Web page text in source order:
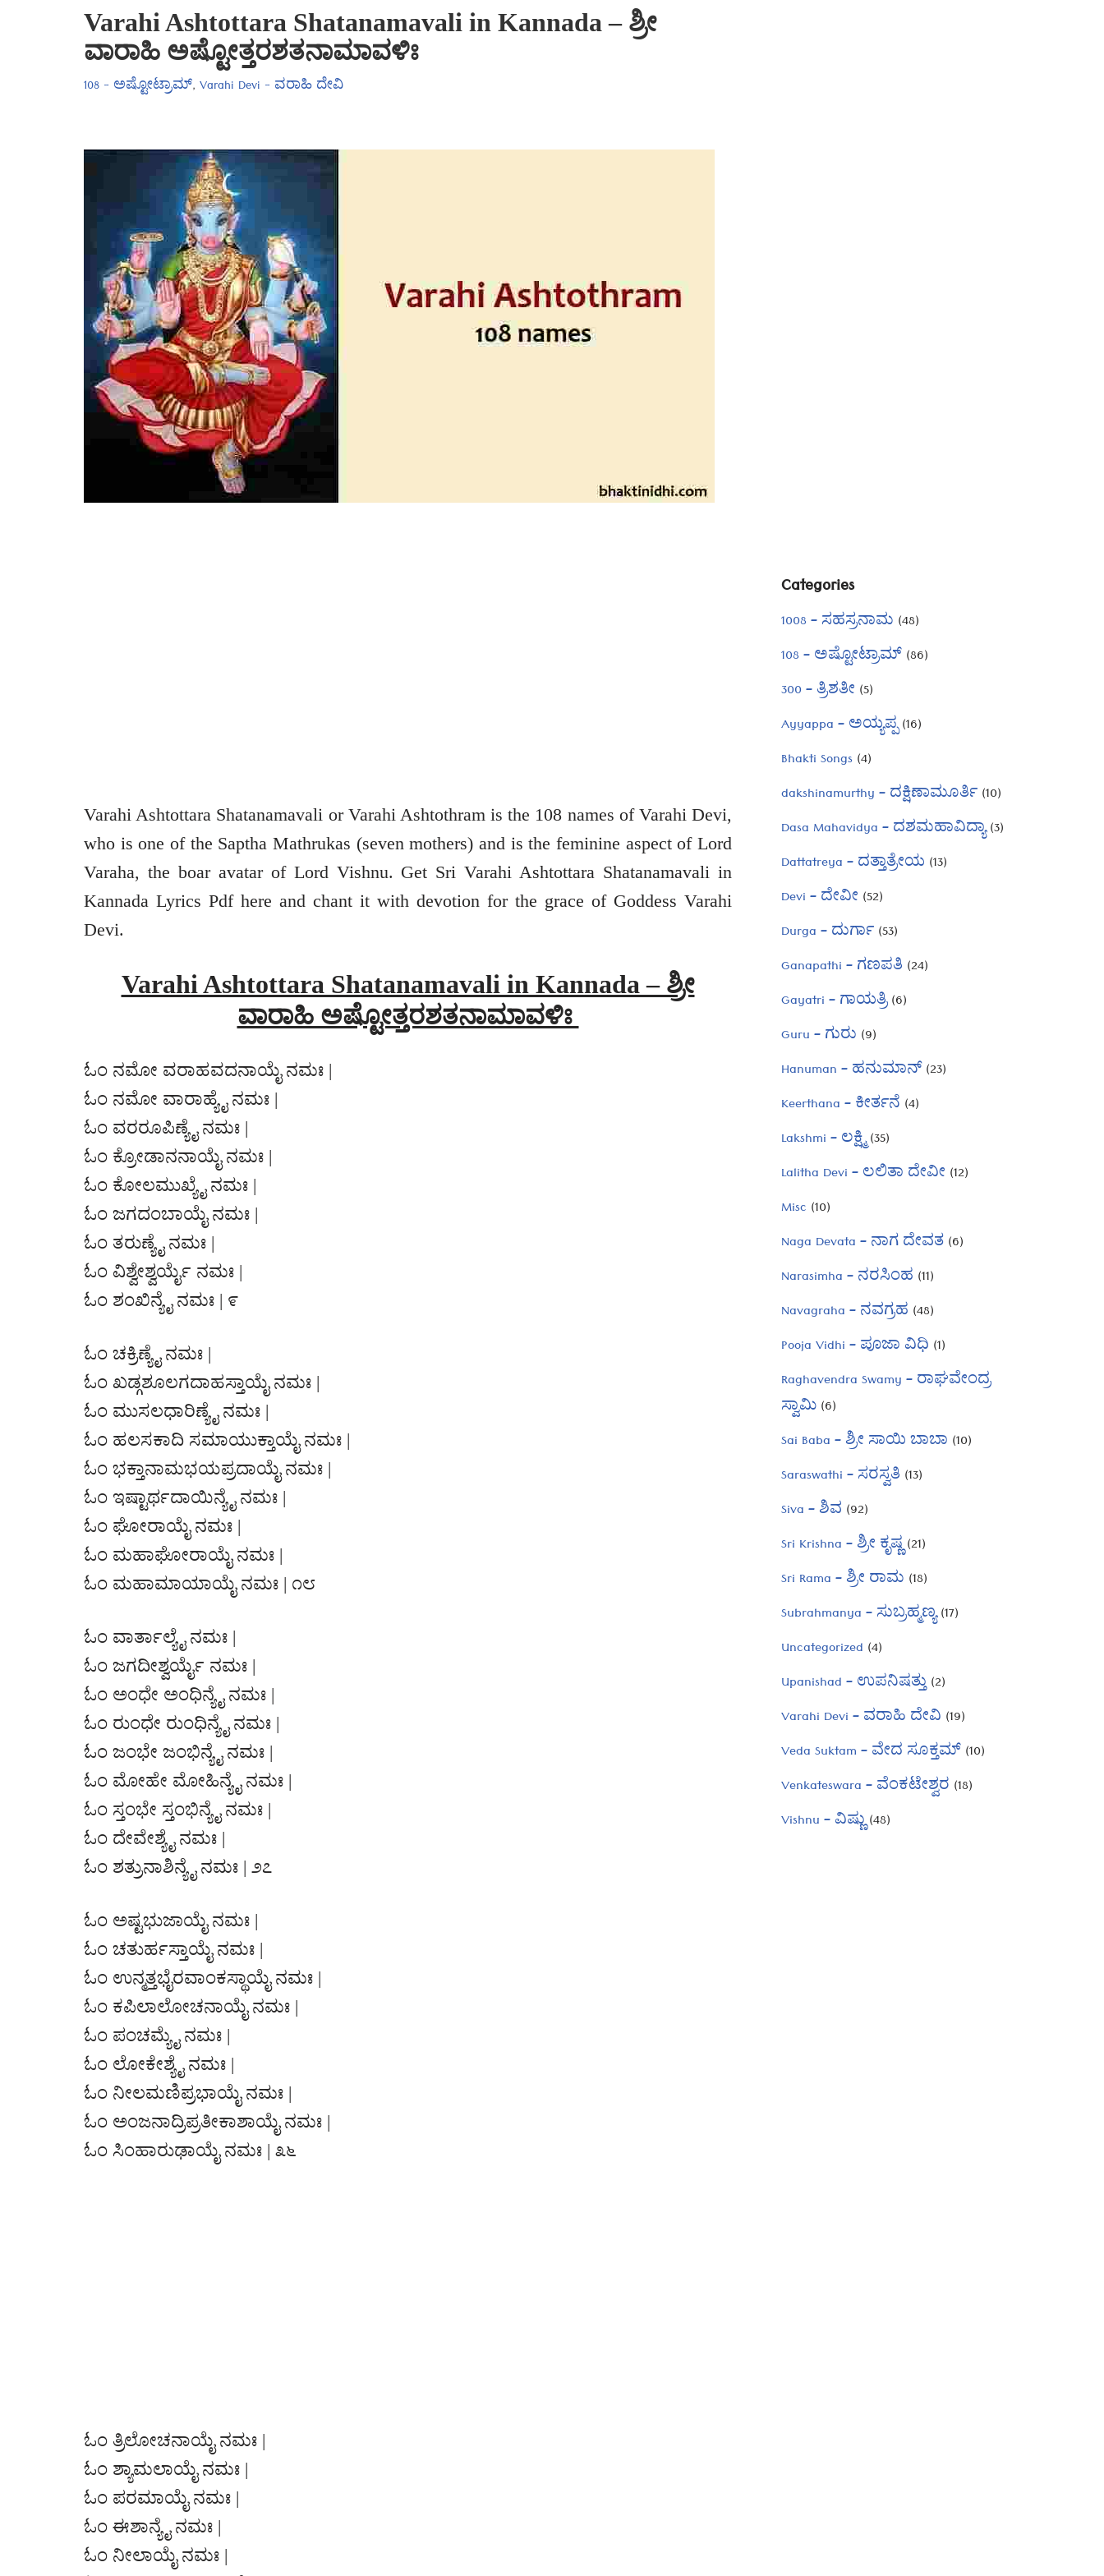
Varahi Ashtottara Shatanamavali in Kannada – ಶ್ರೀ
ವಾರಾಹಿ ಅಷ್ಟೋತ್ತರಶತನಾಮಾವಳಿಃ
108 - ಅಷ್ಟೋಟ್ರಾಮ್, Varahi Devi - ವರಾಹಿ ದೇವಿ
Varahi Ashtottara Shatanamavali or Varahi Ashtothram is the 108 names of Varahi Devi,
who is one of the Saptha Mathrukas (seven mothers) and is the feminine aspect of Lord
Varaha, the boar avatar of Lord Vishnu. Get Sri Varahi Ashtottara Shatanamavali in
Kannada Lyrics Pdf here and chant it with devotion for the grace of Goddess Varahi
Devi.
Varahi Ashtottara Shatanamavali in Kannada – ಶ್ರೀ
ವಾರಾಹಿ ಅಷ್ಟೋತ್ತರಶತನಾಮಾವಳಿಃ
ಓಂ ನಮೋ ವರಾಹವದನಾಯೈ ನಮಃ |
ಓಂ ನಮೋ ವಾರಾಹ್ಯೈ ನಮಃ |
ಓಂ ವರರೂಪಿಣ್ಯೈ ನಮಃ |
ಓಂ ಕ್ರೋಡಾನನಾಯೈ ನಮಃ |
ಓಂ ಕೋಲಮುಖ್ಯೈ ನಮಃ |
ಓಂ ಜಗದಂಬಾಯೈ ನಮಃ |
ಓಂ ತರುಣ್ಯೈ ನಮಃ |
ಓಂ ವಿಶ್ವೇಶ್ವರ್ಯೈ ನಮಃ |
ಓಂ ಶಂಖಿನ್ಯೈ ನಮಃ | ೯
ಓಂ ಚಕ್ರಿಣ್ಯೈ ನಮಃ |
ಓಂ ಖಡ್ಗಶೂಲಗದಾಹಸ್ತಾಯೈ ನಮಃ |
ಓಂ ಮುಸಲಧಾರಿಣ್ಯೈ ನಮಃ |
ಓಂ ಹಲಸಕಾದಿ ಸಮಾಯುಕ್ತಾಯೈ ನಮಃ |
ಓಂ ಭಕ್ತಾನಾಮಭಯಪ್ರದಾಯೈ ನಮಃ |
ಓಂ ಇಷ್ಟಾರ್ಥದಾಯಿನ್ಯೈ ನಮಃ |
ಓಂ ಘೋರಾಯೈ ನಮಃ |
ಓಂ ಮಹಾಘೋರಾಯೈ ನಮಃ |
ಓಂ ಮಹಾಮಾಯಾಯೈ ನಮಃ | ೧೮
ಓಂ ವಾರ್ತಾಲ್ಯೈ ನಮಃ |
ಓಂ ಜಗದೀಶ್ವರ್ಯೈ ನಮಃ |
ಓಂ ಅಂಧೇ ಅಂಧಿನ್ಯೈ ನಮಃ |
ಓಂ ರುಂಧೇ ರುಂಧಿನ್ಯೈ ನಮಃ |
ಓಂ ಜಂಭೇ ಜಂಭಿನ್ಯೈ ನಮಃ |
ಓಂ ಮೋಹೇ ಮೋಹಿನ್ಯೈ ನಮಃ |
ಓಂ ಸ್ತಂಭೇ ಸ್ತಂಭಿನ್ಯೈ ನಮಃ |
ಓಂ ದೇವೇಶ್ಯೈ ನಮಃ |
ಓಂ ಶತ್ರುನಾಶಿನ್ಯೈ ನಮಃ | ೨೭
ಓಂ ಅಷ್ಟಭುಜಾಯೈ ನಮಃ |
ಓಂ ಚತುರ್ಹಸ್ತಾಯೈ ನಮಃ |
ಓಂ ಉನ್ಮತ್ತಭೈರವಾಂಕಸ್ಥಾಯೈ ನಮಃ |
ಓಂ ಕಪಿಲಾಲೋಚನಾಯೈ ನಮಃ |
ಓಂ ಪಂಚಮ್ಯೈ ನಮಃ |
ಓಂ ಲೋಕೇಶ್ಯೈ ನಮಃ |
ಓಂ ನೀಲಮಣಿಪ್ರಭಾಯೈ ನಮಃ |
ಓಂ ಅಂಜನಾದ್ರಿಪ್ರತೀಕಾಶಾಯೈ ನಮಃ |
ಓಂ ಸಿಂಹಾರುಢಾಯೈ ನಮಃ | ೩೬
ಓಂ ತ್ರಿಲೋಚನಾಯೈ ನಮಃ |
ಓಂ ಶ್ಯಾಮಲಾಯೈ ನಮಃ |
ಓಂ ಪರಮಾಯೈ ನಮಃ |
ಓಂ ಈಶಾನ್ಯೈ ನಮಃ |
ಓಂ ನೀಲಾಯೈ ನಮಃ |
Categories
1008 – ಸಹಸ್ರನಾಮ (48)
108 – ಅಷ್ಟೋಟ್ರಾಮ್(86)
300 – ತ್ರಿಶತೀ (5)
Ayyappa – ಅಯ್ಯಪ್ಪ(16)
Bhakti Songs(4)
dakshinamurthy – ದಕ್ಷಿಣಾಮೂರ್ತಿ(10)
Dasa Mahavidya – ದಶಮಹಾವಿದ್ಯಾ(3)
Dattatreya – ದತ್ತಾತ್ರೇಯ (13)
Devi – ದೇವೀ (52)
Durga – ದುರ್ಗಾ(53)
Ganapathi – ಗಣಪತಿ (24)
Gayatri – ಗಾಯತ್ರಿ(6)
Guru – ಗುರು (9)
Hanuman – ಹನುಮಾನ್(23)
Keerthana – ಕೀರ್ತನೆ (4)
Lakshmi – ಲಕ್ಷ್ಮಿ(35)
Lalitha Devi – ಲಲಿತಾ ದೇವೀ (12)
Misc (10)
Naga Devata – ನಾಗ ದೇವತ(6)
Narasimha – ನರಸಿಂಹ (11)
Navagraha – ನವಗ್ರಹ (48)
Pooja Vidhi – ಪೂಜಾ ವಿಧಿ (1)
Raghavendra Swamy – ರಾಘವೇಂದ್ರ
ಸ್ವಾಮಿ(6)
Sai Baba – ಶ್ರೀ ಸಾಯಿ ಬಾಬಾ (10)
Saraswathi – ಸರಸ್ವತಿ (13)
Siva – ಶಿವ (92)
Sri Krishna – ಶ್ರೀ ಕೃಷ್ಣ(21)
Sri Rama – ಶ್ರೀ ರಾಮ (18)
Subrahmanya – ಸುಬ್ರಹ್ಮಣ್ಯ(17)
Uncategorized (4)
Upanishad – ಉಪನಿಷತ್ತು(2)
Varahi Devi – ವರಾಹಿ ದೇವಿ (19)
Veda Suktam – ವೇದ ಸೂಕ್ತಮ್(10)
Venkateswara – ವೆಂಕಟೇಶ್ವರ (18)
Vishnu – ವಿಷ್ಣು(48)